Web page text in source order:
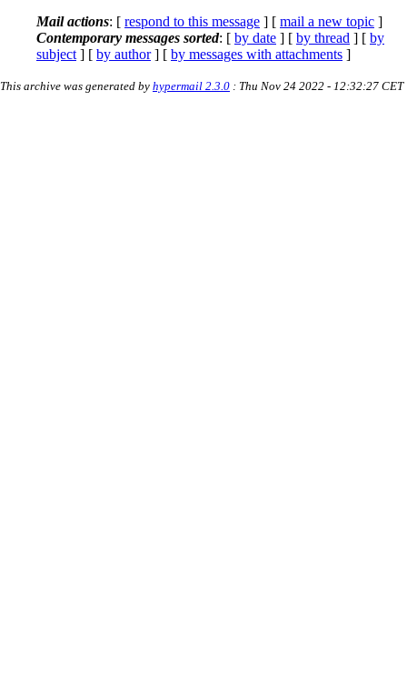
Mail actions: [ respond to this message ] [ mail a new topic ]
Contemporary messages sorted: [ by date ] [ by thread ] [ by
subject ] [ by author] [ by messages with attachments ]
This archive was generated by hypermail 2.3.0 : Thu Nov 24 2022 - 12:32:27 CET